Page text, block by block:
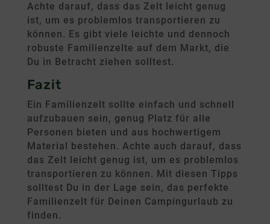
Achte darauf, dass das Zelt leicht genug
ist, um es problemlos transportieren zu
können. Es gibt viele leichte und dennoch
robuste Familienzelte auf dem Markt, die
Du in Betracht ziehen solltest.
Fazit
Ein Familienzelt sollte einfach und schnell
aufzubauen sein, genug Platz für alle
Personen bieten und aus hochwertigem
Material bestehen. Achte auch darauf, dass
das Zelt leicht genug ist, um es problemlos
transportieren zu können. Mit diesen Tipps
solltest Du in der Lage sein, das perfekte
Familienzelt für Deinen Campingurlaub zu
finden.